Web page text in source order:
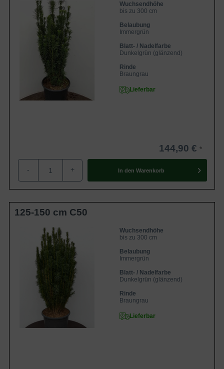
Wuchsendhöhe
bis zu 300 cm
Belaubung
Immergrün
Blatt- / Nadelfarbe
Dunkelgrün (glänzend)
Rinde
Braungrau
Lieferbar
144,90 €
- + In den Warenkorb
125-150 cm C50
Wuchsendhöhe
bis zu 300 cm
Belaubung
Immergrün
Blatt- / Nadelfarbe
Dunkelgrün (glänzend)
Rinde
Braungrau
Lieferbar